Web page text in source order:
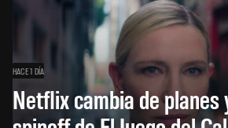
HACE 1 DÍA
Netflix cambia de planes